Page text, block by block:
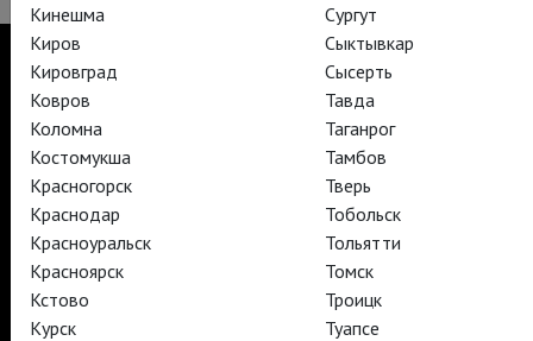
TheatreHD
TheatreHD Опера
TheatreHD Балет в кино
АРТ-ЛЕКТОРИЙ В КИНО
TheatreHD
АРТ-ЛЕКТОРИЙ В КИНО
Кинешма
Киров
Кировград
Ковров
Коломна
Костомукша
Красногорск
Краснодар
Красноуральск
Красноярск
Кстово
Курск
Сургут
Сыктывкар
Сысерть
Тавда
Таганрог
Тамбов
Тверь
Тобольск
Тольятти
Томск
Троицк
Туапсе